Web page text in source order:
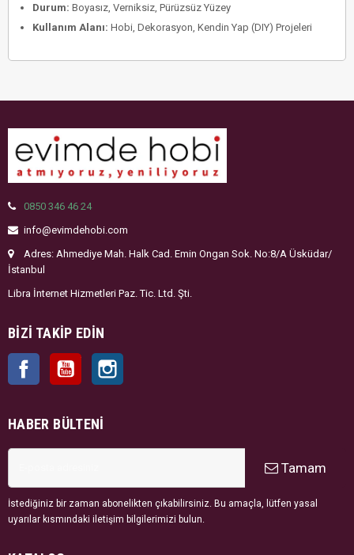
Durum: Boyasız, Verniksiz, Pürüzsüz Yüzey
Kullanım Alanı: Hobi, Dekorasyon, Kendin Yap (DIY) Projeleri
0850 346 46 24
info@evimdehobi.com
Adres: Ahmediye Mah. Halk Cad. Emin Ongan Sok. No:8/A Üsküdar/
İstanbul
Libra İnternet Hizmetleri Paz. Tic. Ltd. Şti.
BIZI TAKIP EDIN
Facebook YouTube
HABER BÜLTENI
Tamam
İstediğiniz bir zaman abonelikten çıkabilirsiniz. Bu amaçla, lütfen yasal
uyarılar kısmındaki iletişim bilgilerimizi bulun.